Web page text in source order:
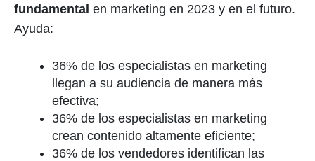
fundamental en marketing en 2023 y en el futuro.
Ayuda:
36% de los especialistas en marketing
llegan a su audiencia de manera más
efectiva;
36% de los especialistas en marketing
crean contenido altamente eficiente;
36% de los vendedores identifican las